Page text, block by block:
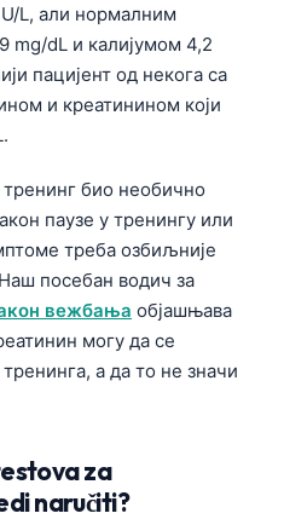
L, али нормалним
mg/dL и калијумом 4,2
пацијент од некога са
и креатинином који
био необично
паузе у тренингу или
треба озбиљније
посебан водич за
вежбања објашњава
могу да се
а да то не значи
za
naručiti?